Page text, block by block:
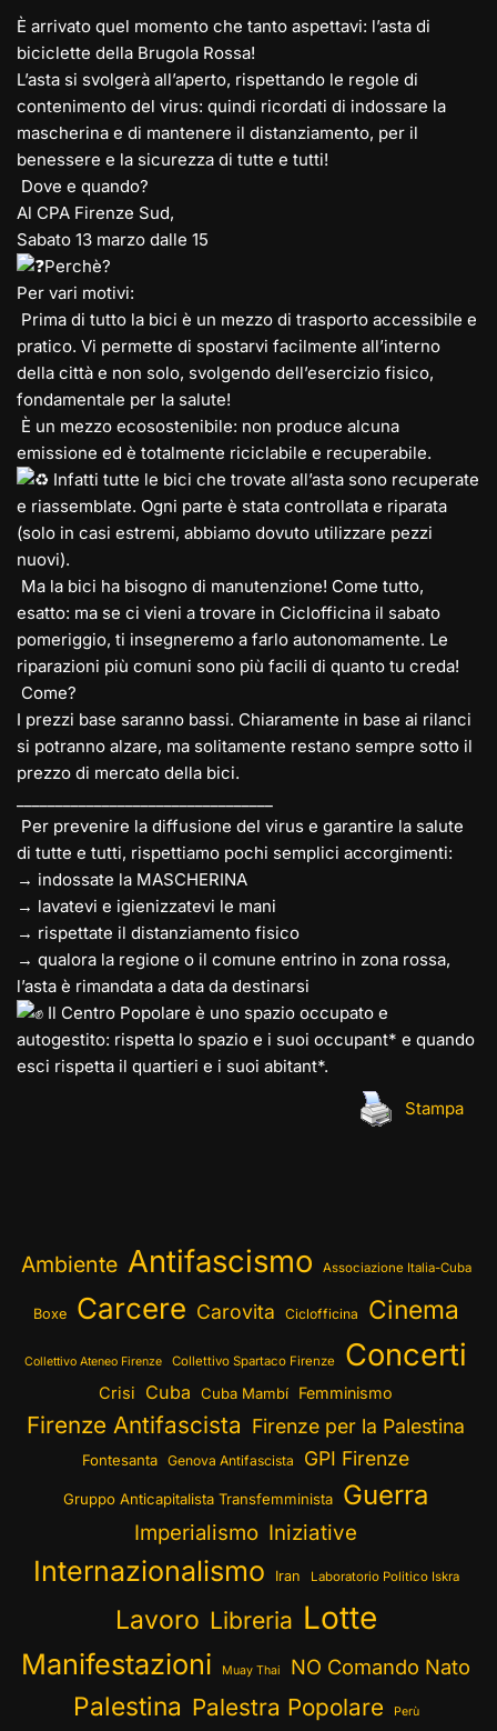
È arrivato quel momento che tanto aspettavi: l’asta di
biciclette della Brugola Rossa!
L’asta si svolgerà all’aperto, rispettando le regole di
contenimento del virus: quindi ricordati di indossare la
mascherina e di mantenere il distanziamento, per il
benessere e la sicurezza di tutte e tutti!
Dove e quando?
Al CPA Firenze Sud,
Sabato 13 marzo dalle 15
Perchè?
Per vari motivi:
Prima di tutto la bici è un mezzo di trasporto accessibile e
pratico. Vi permette di spostarvi facilmente all’interno
della città e non solo, svolgendo dell’esercizio fisico,
fondamentale per la salute!
È un mezzo ecosostenibile: non produce alcuna
emissione ed è totalmente riciclabile e recuperabile.
Infatti tutte le bici che trovate all’asta sono recuperate
e riassemblate. Ogni parte è stata controllata e riparata
(solo in casi estremi, abbiamo dovuto utilizzare pezzi
nuovi).
Ma la bici ha bisogno di manutenzione! Come tutto,
esatto: ma se ci vieni a trovare in Ciclofficina il sabato
pomeriggio, ti insegneremo a farlo autonomamente. Le
riparazioni più comuni sono più facili di quanto tu creda!
Come?
I prezzi base saranno bassi. Chiaramente in base ai rilanci
si potranno alzare, ma solitamente restano sempre sotto il
prezzo di mercato della bici.
Per prevenire la diffusione del virus e garantire la salute
di tutte e tutti, rispettiamo pochi semplici accorgimenti:
→ indossate la MASCHERINA
→ lavatevi e igienizzatevi le mani
→ rispettate il distanziamento fisico
→ qualora la regione o il comune entrino in zona rossa,
l’asta è rimandata a data da destinarsi
Il Centro Popolare è uno spazio occupato e
autogestito: rispetta lo spazio e i suoi occupant* e quando
esci rispetta il quartieri e i suoi abitant*.
Stampa
Ambiente Antifascismo Associazione Italia-Cuba
Boxe Carcere Carovita Ciclofficina Cinema
Collettivo Ateneo Firenze Collettivo Spartaco Firenze Concerti
Crisi Cuba Cuba Mambí Femminismo
Firenze Antifascista Firenze per la Palestina
Fontesanta Genova Antifascista GPI Firenze
Gruppo Anticapitalista Transfemminista Guerra
Imperialismo Iniziative
Internazionalismo Iran Laboratorio Politico Iskra
Lavoro Libreria Lotte
Manifestazioni Muay Thai NO Comando Nato
Palestina Palestra Popolare Perù